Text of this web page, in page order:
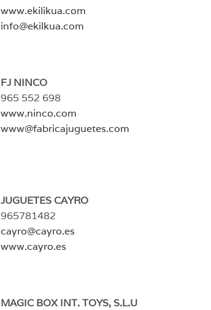
www.ekilikua.com
info@ekilkua.com
FJ NINCO
965 552 698
www.ninco.com
www@fabricajuguetes.com
JUGUETES CAYRO
965781482
cayro@cayro.es
www.cayro.es
MAGIC BOX INT. TOYS, S.L.U